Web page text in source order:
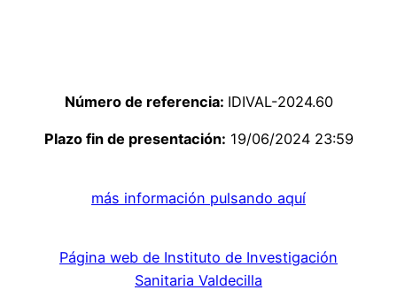
Número de referencia: IDIVAL-2024.60
Plazo fin de presentación: 19/06/2024 23:59
más información pulsando aquí
Página web de Instituto de Investigación
Sanitaria Valdecilla